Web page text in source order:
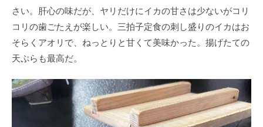
さい。肝心の味だが、ヤリだけにイカの甘さは少ないがコリ
コリの歯ごたえが楽しい。三拍子定食の刺し盛りのイカはお
そらくアオリで、ねっとりと甘くて美味かった。揚げたての
天ぷらも最高だ。